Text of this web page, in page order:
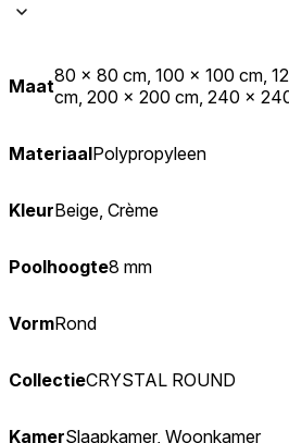
Maat80 x 80 cm, 100 x 100 cm,
cm, 200 x 200 cm, 240 x
MateriaalPolypropyleen
KleurBeige, Crème
Poolhoogte8 mm
VormRond
CollectieCRYSTAL ROUND
KamerSlaapkamer, Woonkamer